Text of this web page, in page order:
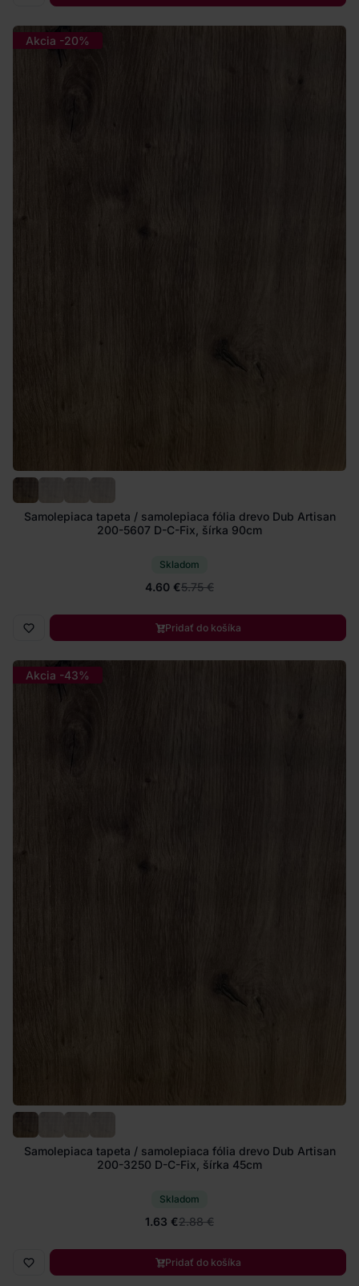
Akcia -20%
Samolepiaca tapeta / samolepiaca fólia drevo Dub Artisan
200-5607 D-C-Fix, šírka 90cm
Skladom
4.60 €5.75 €
Pridať do košíka
Akcia -43%
Samolepiaca tapeta / samolepiaca fólia drevo Dub Artisan
200-3250 D-C-Fix, šírka 45cm
Skladom
1.63 €2.88 €
Pridať do košíka